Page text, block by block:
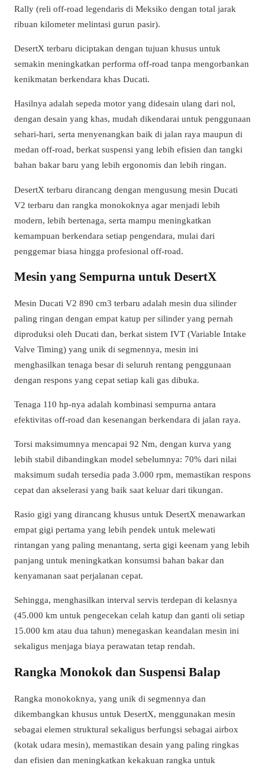
Rally (reli off-road legendaris di Meksiko dengan total jarak
ribuan kilometer melintasi gurun pasir).
DesertX terbaru diciptakan dengan tujuan khusus untuk
semakin meningkatkan performa off-road tanpa mengorbankan
kenikmatan berkendara khas Ducati.
Hasilnya adalah sepeda motor yang didesain ulang dari nol,
dengan desain yang khas, mudah dikendarai untuk penggunaan
sehari-hari, serta menyenangkan baik di jalan raya maupun di
medan off-road, berkat suspensi yang lebih efisien dan tangki
bahan bakar baru yang lebih ergonomis dan lebih ringan.
DesertX terbaru dirancang dengan mengusung mesin Ducati
V2 terbaru dan rangka monokoknya agar menjadi lebih
modern, lebih bertenaga, serta mampu meningkatkan
kemampuan berkendara setiap pengendara, mulai dari
penggemar biasa hingga profesional off-road.
Mesin yang Sempurna untuk DesertX
Mesin Ducati V2 890 cm3 terbaru adalah mesin dua silinder
paling ringan dengan empat katup per silinder yang pernah
diproduksi oleh Ducati dan, berkat sistem IVT (Variable Intake
Valve Timing) yang unik di segmennya, mesin ini
menghasilkan tenaga besar di seluruh rentang penggunaan
dengan respons yang cepat setiap kali gas dibuka.
Tenaga 110 hp-nya adalah kombinasi sempurna antara
efektivitas off-road dan kesenangan berkendara di jalan raya.
Torsi maksimumnya mencapai 92 Nm, dengan kurva yang
lebih stabil dibandingkan model sebelumnya: 70% dari nilai
maksimum sudah tersedia pada 3.000 rpm, memastikan respons
cepat dan akselerasi yang baik saat keluar dari tikungan.
Rasio gigi yang dirancang khusus untuk DesertX menawarkan
empat gigi pertama yang lebih pendek untuk melewati
rintangan yang paling menantang, serta gigi keenam yang lebih
panjang untuk meningkatkan konsumsi bahan bakar dan
kenyamanan saat perjalanan cepat.
Sehingga, menghasilkan interval servis terdepan di kelasnya
(45.000 km untuk pengecekan celah katup dan ganti oli setiap
15.000 km atau dua tahun) menegaskan keandalan mesin ini
sekaligus menjaga biaya perawatan tetap rendah.
Rangka Monokok dan Suspensi Balap
Rangka monokoknya, yang unik di segmennya dan
dikembangkan khusus untuk DesertX, menggunakan mesin
sebagai elemen struktural sekaligus berfungsi sebagai airbox
(kotak udara mesin), memastikan desain yang paling ringkas
dan efisien dan meningkatkan kekakuan rangka untuk